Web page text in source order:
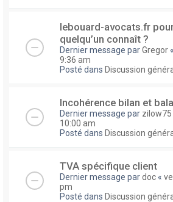
lebouard-avocats.fr
quelqu’un connaît ?
Dernier message parGregor «
9:36 am
Posté dans Discussion
Incohérence bilan et
Dernier message par zilow75
10:00 am
Posté dans Discussion
TVA spécifique client
Dernier message pardoc «
pm
Posté dans Discussion